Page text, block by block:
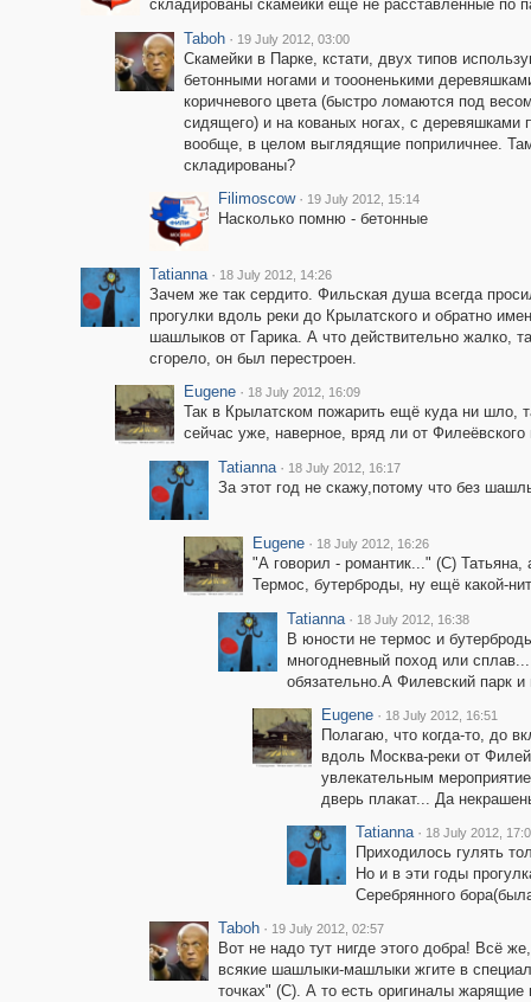
складированы скамейки еще не расставленные по
Taboh · 19 July 2012, 03:00
Скамейки в Парке, кстати, двух типов
бетонными ногами и тоооненькими
коричневого цвета (быстро ломаются под
сидящего) и на кованых ногах, с деревяшками
вообще, в целом выглядящие поприличнее.
складированы?
Filimoscow · 19 July 2012, 15:14
Насколько помню - бетонные
Tatianna · 18 July 2012, 14:26
Зачем же так сердито. Фильская душа всегда
прогулки вдоль реки до Крылатского и обратно
шашлыков от Гарика. А что действительно жалко,
сгорело, он был перестроен.
Eugene · 18 July 2012, 16:09
Так в Крылатском пожарить ещё куда ни шло,
сейчас уже, наверное, вряд ли от
Tatianna · 18 July 2012, 16:17
За этот год не скажу,потому что без
Eugene · 18 July 2012, 16:26
"А говорил - романтик..." (С)
Термос, бутерброды, ну ещё какой-
Tatianna · 18 July 2012, 16:38
В юности не термос и
многодневный поход или
обязательно.А Филевский парк
Eugene · 18 July 2012, 16:51
Полагаю, что когда-то, до
вдоль Москва-реки от
увлекательным
дверь плакат... Да
Tatianna · 18 July 2012,
Приходилось гулять
Но и в эти годы
Серебрянного
Taboh · 19 July 2012, 02:57
Вот не надо тут нигде этого добра! Всё
всякие шашлыки-машлыки жгите в
точках" (С). А то есть оригиналы